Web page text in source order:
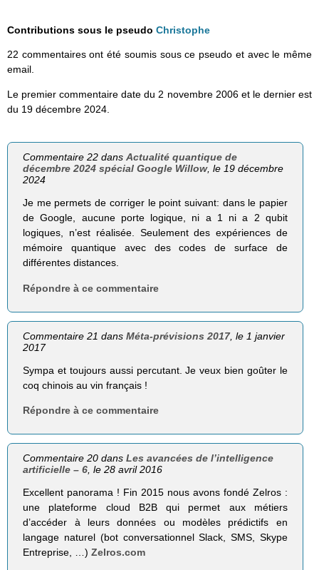
Contributions sous le pseudo Christophe
22 commentaires ont été soumis sous ce pseudo et avec le même
email.
Le premier commentaire date du 2 novembre 2006 et le dernier est
du 19 décembre 2024.
Commentaire 22 dansActualité quantique de
décembre 2024 spécial Google Willow, le 19 décembre
2024
Je me permets de corriger le point suivant: dans le papier
de Google, aucune porte logique, ni a 1 ni a 2 qubit
logiques, n’est réalisée. Seulement des expériences de
mémoire quantique avec des codes de surface de
différentes distances.
Répondre à ce commentaire
Commentaire 21 dansMéta-prévisions 2017, le 1 janvier
2017
Sympa et toujours aussi percutant. Je veux bien goûter le
coq chinois au vin français !
Répondre à ce commentaire
Commentaire 20 dansLes avancées de l’intelligence
artificielle – 6 , le 28 avril 2016
Excellent panorama ! Fin 2015 nous avons fondé Zelros :
une plateforme cloud B2B qui permet aux métiers
d’accéder à leurs données ou modèles prédictifs en
langage naturel (bot conversationnel Slack, SMS, Skype
Entreprise, …)Zelros.com